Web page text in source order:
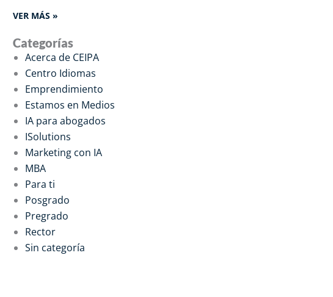
VER MÁS »
Categorías
Acerca de CEIPA
Centro Idiomas
Emprendimiento
Estamos en Medios
IA para abogados
ISolutions
Marketing con IA
MBA
Para ti
Posgrado
Pregrado
Rector
Sin categoría